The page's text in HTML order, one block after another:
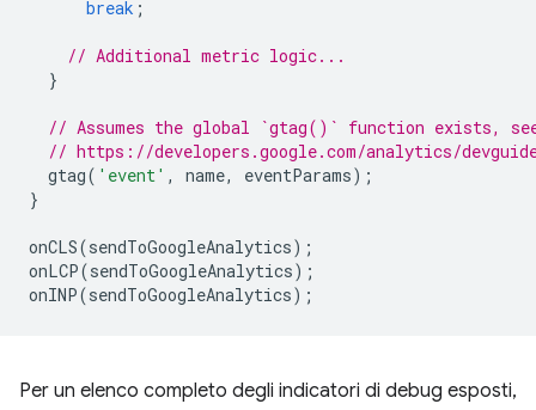
break ;
// Additional metric logic...
}
// Assumes the global `gtag()` function exists,
// https://developers.google.com/analytics/
gtag( 'event' , name, eventParams);
}
onCLS(sendToGoogleAnalytics);
onLCP(sendToGoogleAnalytics);
onINP(sendToGoogleAnalytics);
Per un elenco completo degli indicatori di debug esposti,